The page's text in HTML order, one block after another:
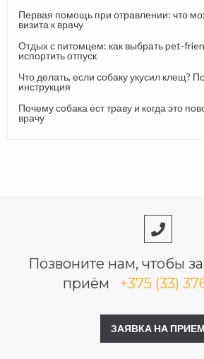
Первая помощь при отравлении: что
визита к врачу
Отдых с питомцем: как выбрать pet-
испортить отпуск
Что делать, если собаку укусил клещ?
инструкция
Почему собака ест траву и когда это
врачу
Позвоните нам, чтобы
приём
+375 (33)
ЗАЯВКА НА ПРИЕМ